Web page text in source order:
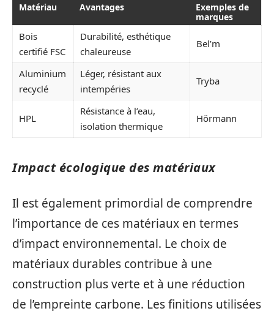
Matériau Avantages
Exemples de
marques
Bois
certifié FSC
Durabilité, esthétique
chaleureuse
Bel’m
Aluminium
recyclé
Léger, résistant aux
intempéries
Tryba
HPL
Résistance à l’eau,
isolation thermique
Hörmann
Impact écologique des matériaux
Il est également primordial de comprendre
l’importance de ces matériaux en termes
d’impact environnemental. Le choix de
matériaux durables contribue à une
construction plus verte et à une réduction
de l’empreinte carbone. Les finitions utilisées